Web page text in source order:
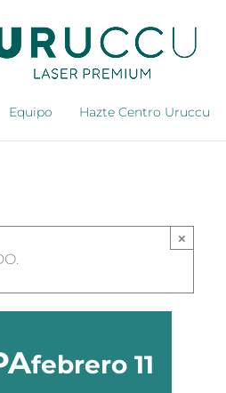
Equipo Hazte Centro Uruccu
×
febrero 11